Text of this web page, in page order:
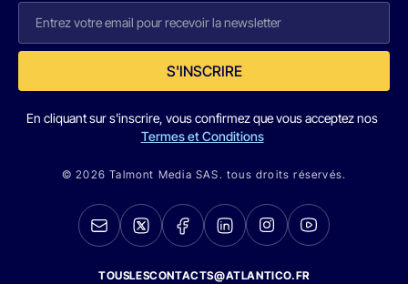
S'INSCRIRE
En cliquant sur s'inscrire, vous confirmez que vous acceptez nos
Termes et Conditions
© 2026 Talmont Media SAS. tous droits réservés.
TOUSLESCONTACTS@ATLANTICO.FR